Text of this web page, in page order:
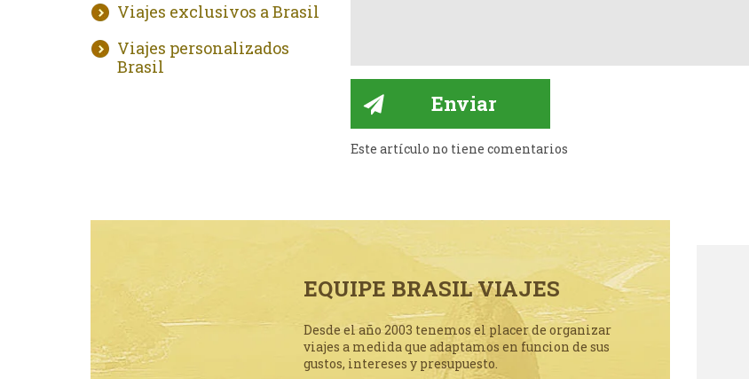
Viajes exclusivos a Brasil
Viajes personalizados
Brasil
Este artículo no tiene comentarios
EQUIPE BRASIL VIAJES
Desde el año 2003 tenemos el placer de organizar
viajes a medida que adaptamos en funcion de sus
gustos, intereses y presupuesto.